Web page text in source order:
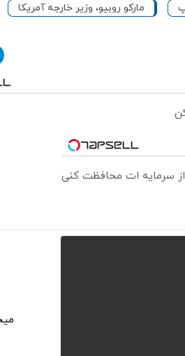
مارکو روبیو، وزیر خارجه آمریکا
از سرمایه ات محافظت کنی